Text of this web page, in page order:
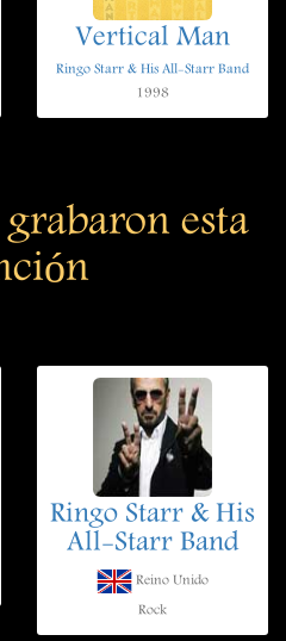
Vertical Man
Ringo Starr & His All-Starr Band
1998
esta
Ringo Starr & His
All-Starr Band
Reino Unido
Rock